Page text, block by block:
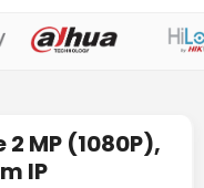
MP (1080P),
IP